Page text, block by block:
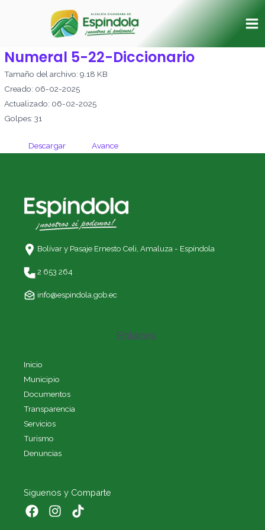
Numeral 5-22-Diccionario
Tamaño del archivo: 9.18 KB
Creado: 06-02-2025
Actualizado: 06-02-2025
Golpes: 31
Descargar Avance
Bolívar y Pasaje Ernesto Celi, Amaluza - Espíndola
2 653 264
info@espindola.gob.ec
Enlaces
Inicio
Municipio
Documentos
Transparencia
Servicios
Turismo
Denuncias
Siguenos y Comparte